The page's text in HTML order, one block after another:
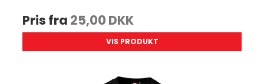
Pris fra 25,00 DKK
VIS PRODUKT